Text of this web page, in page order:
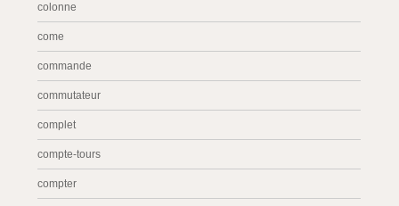
colonne
come
commande
commutateur
complet
compte-tours
compter